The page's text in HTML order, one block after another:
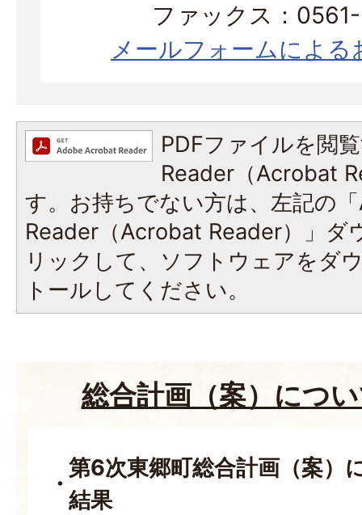
ファックス：
メールフォームによる
PDFファイルを閲
Reader（Acrobat
す。お持ちでない方は、左記の
Reader（Acrobat Reader）」ダ
リックして、ソフトウェアをダ
トールしてください。
総合計画（案）につ
第6次東郷町総合計画（案）
結果